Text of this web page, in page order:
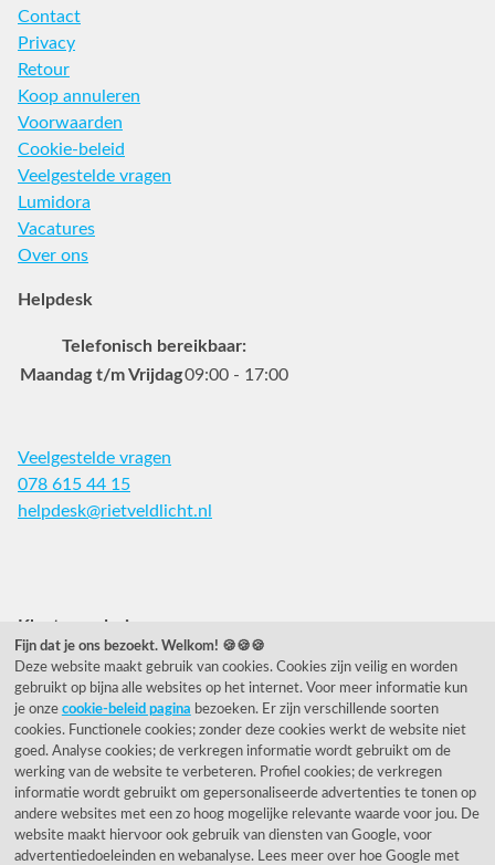
Contact
Privacy
Retour
Koop annuleren
Voorwaarden
Cookie-beleid
Veelgestelde vragen
Lumidora
Vacatures
Over ons
Helpdesk
Telefonisch bereikbaar:
Maandag t/m Vrijdag09:00 - 17:00
Veelgestelde vragen
078 615 44 15
helpdesk@rietveldlicht.nl
Klantwaardering
"Zeer goed" - eKomi.nl
Cijfer: 9.2 (25540 recensies)
Onze nieuwsbrief
Wil je onze nieuwsbrief ontvangen?
Fijn dat je ons bezoekt. Welkom! 🍪🍪🍪
Deze website maakt gebruik van cookies. Cookies zijn veilig en worden
gebruikt op bijna alle websites op het internet. Voor meer informatie kun
je onze cookie-beleid pagina bezoeken. Er zijn verschillende soorten
cookies. Functionele cookies; zonder deze cookies werkt de website niet
goed. Analyse cookies; de verkregen informatie wordt gebruikt om de
werking van de website te verbeteren. Profiel cookies; de verkregen
informatie wordt gebruikt om gepersonaliseerde advertenties te tonen op
andere websites met een zo hoog mogelijke relevante waarde voor jou. De
website maakt hiervoor ook gebruik van diensten van Google, voor
advertentiedoeleinden en webanalyse. Lees meer over hoe Google met